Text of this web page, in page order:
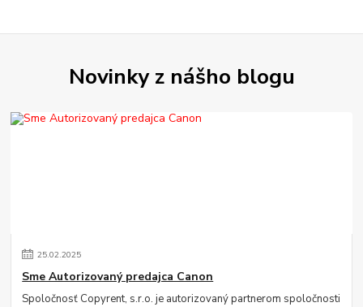
Novinky z nášho blogu
25.02.2025
Sme Autorizovaný predajca Canon
Spoločnosť Copyrent, s.r.o. je autorizovaný partnerom spoločnosti